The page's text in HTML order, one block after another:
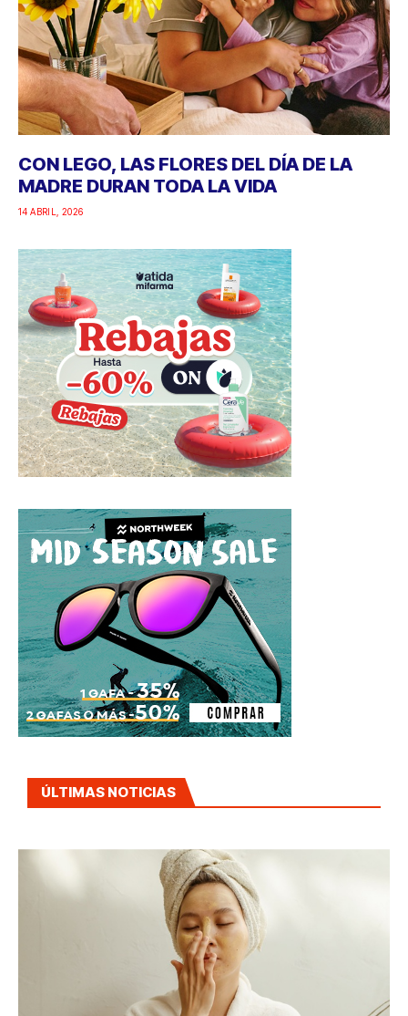
CON LEGO, LAS FLORES DEL DÍA DE LA
MADRE DURAN TODA LA VIDA
14 ABRIL, 2026
ÚLTIMAS NOTICIAS